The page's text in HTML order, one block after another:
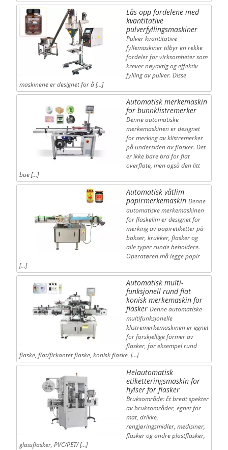
Lås opp fordelene med
kvantitative
pulverfyllingsmaskiner
Pulver kvantitative
fyllemaskiner tilbyr en rekke
fordeler for virksomheter som
krever nøyaktig og effektiv
fylling av pulver. Disse
maskinene er designet for å […]
Automatisk merkemaskin
for bunnklistremerker
Denne automatiske
merkemaskinen er designet
for merking av klistremerker
på undersiden av flasker. Det
er ikke bare bra for flat
overflate, men også den litt
bue […]
Automatisk våtlim
papirmerkemaskin Denne
automatiske merkemaskinen
for flaskelim er designet for
merking av papiretiketter på
bokser, krukker, flasker og
alle typer runde beholdere.
Operatøren må legge papir
[…]
Automatisk multi-
funksjonell rund flat
konisk merkemaskin for
flasker Denne automatiske
multifunksjonelle
klistremerkemaskinen er egnet
for forskjellige former av
flasker, for eksempel rund
flaske, flat/firkantet flaske, konisk flaske, […]
Helautomatisk
etiketteringsmaskin for
hylser for flasker
Bruksområde: Et bredt spekter
av bruksområder, egnet for
mat, drikke,
rengjøringsmidler, medisiner,
flasker og andre plastflasker,
glassflasker, PVC/PET/ […]